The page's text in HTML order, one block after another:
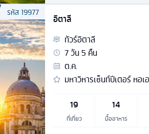
รหัส19977
อิตาลี
ทัวร์อิตาลี
7วัน5 คืน
ต.ค.
มหาวิหารเซ็นท์ปีเตอร์ หอ
19
ที่เที่ยว
14
มื้ออาหาร